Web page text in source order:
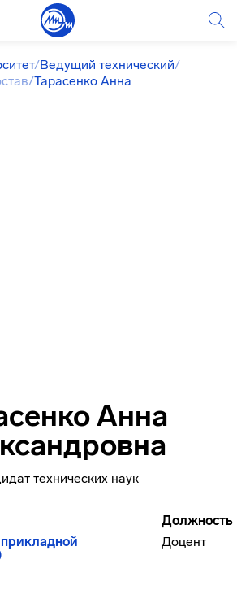
/Ведущий технический/
/Тарасенко Анна
Анна
технических наук
Должность
Доцент